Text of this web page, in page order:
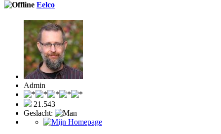
Eelco
Admin
21.543
Geslacht: